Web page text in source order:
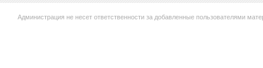
Администрация не несет ответственности за добавленные пользователями